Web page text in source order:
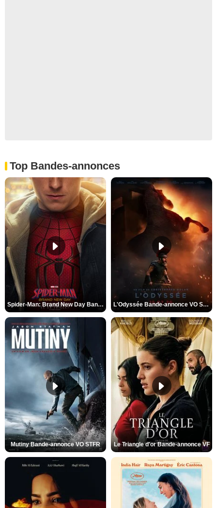
Top Bandes-annonces
Spider-Man: Brand New Day Bande-annonce VO STFR L'Odyssée Bande-annonce VO STFR
Mutiny Bande-annonce VO STFR Le Triangle d'or Bande-annonce VF